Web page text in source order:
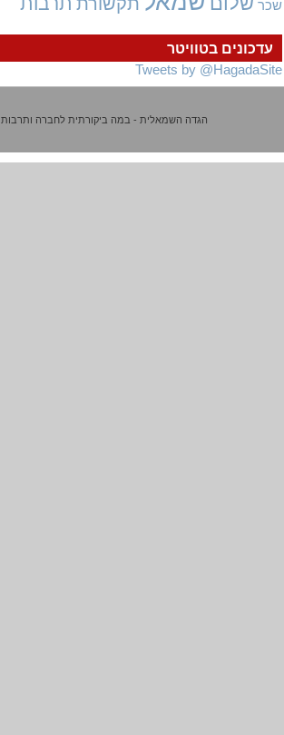
עדכונים בטוויטר
Tweets by
הגדה השמאלית - במה ביקורתית לחברה ותרבות